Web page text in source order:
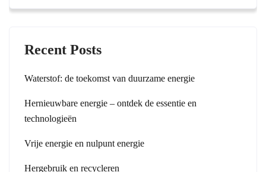
Recent Posts
Waterstof: de toekomst van duurzame energie
Hernieuwbare energie – ontdek de essentie en
technologieën
Vrije energie en nulpunt energie
Hergebruik en recycleren